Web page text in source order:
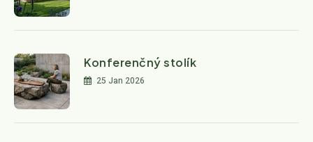
Konferenčný stolík
25 Jan 2026